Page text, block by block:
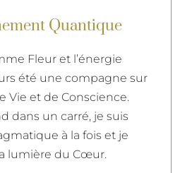
Quantique
Fleur et l’énergie
été une compagne sur
Vie et de Conscience.
dans un carré, je suis
à la fois et je
lumière du Cœur.